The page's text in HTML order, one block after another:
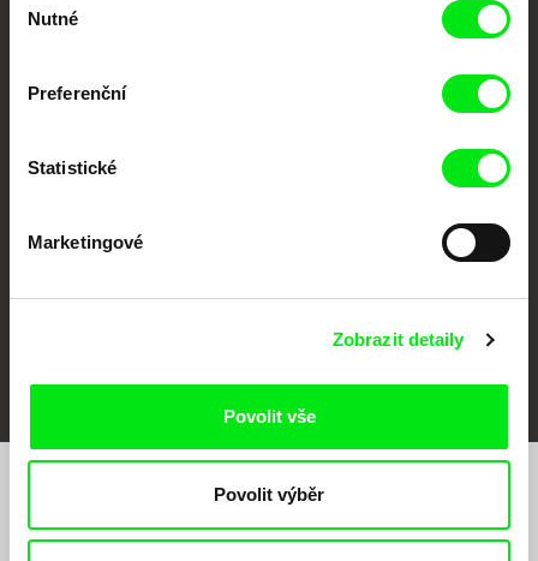
souhlasu
Nutné
Preferenční
Statistické
Marketingové
Zobrazit detaily
Povolit vše
Povolit výběr
Chcete být pravidelně informováni o našem
filmovém programu?